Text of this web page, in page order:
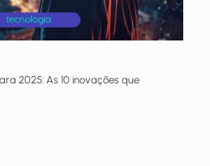
2025: As 10 inovações que